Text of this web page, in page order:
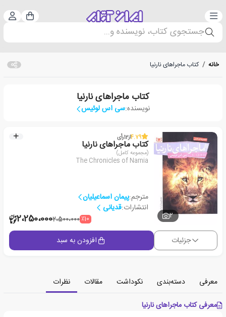
دسته‌بندی سبد
جستجوی کتاب، نویسنده و...
خانه / کتاب ماجراهای نارنیا
کتاب ماجراهای نارنیا
نویسنده:سی اس لوئیس
2
4.79از12رأی
کتاب ماجراهای نارنیا
(مجموعه کامل)
The Chronicles of Narnia
مترجم:پیمان اسماعیلیان
انتشارات:قدیانی
٪102،500،0002،250،000
جزئیات افزودن به سبد
معرفی دسته‌بندی نکوداشت مقالات
نظرات
معرفی کتاب ماجراهای نارنیا